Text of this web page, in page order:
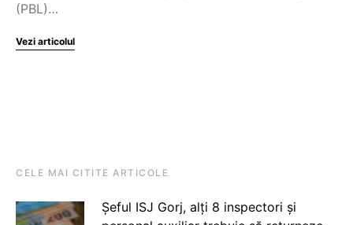
(PBL)…
Vezi articolul
CELE MAI CITITE ARTICOLE
Șeful ISJ Gorj, alți 8 inspectori și